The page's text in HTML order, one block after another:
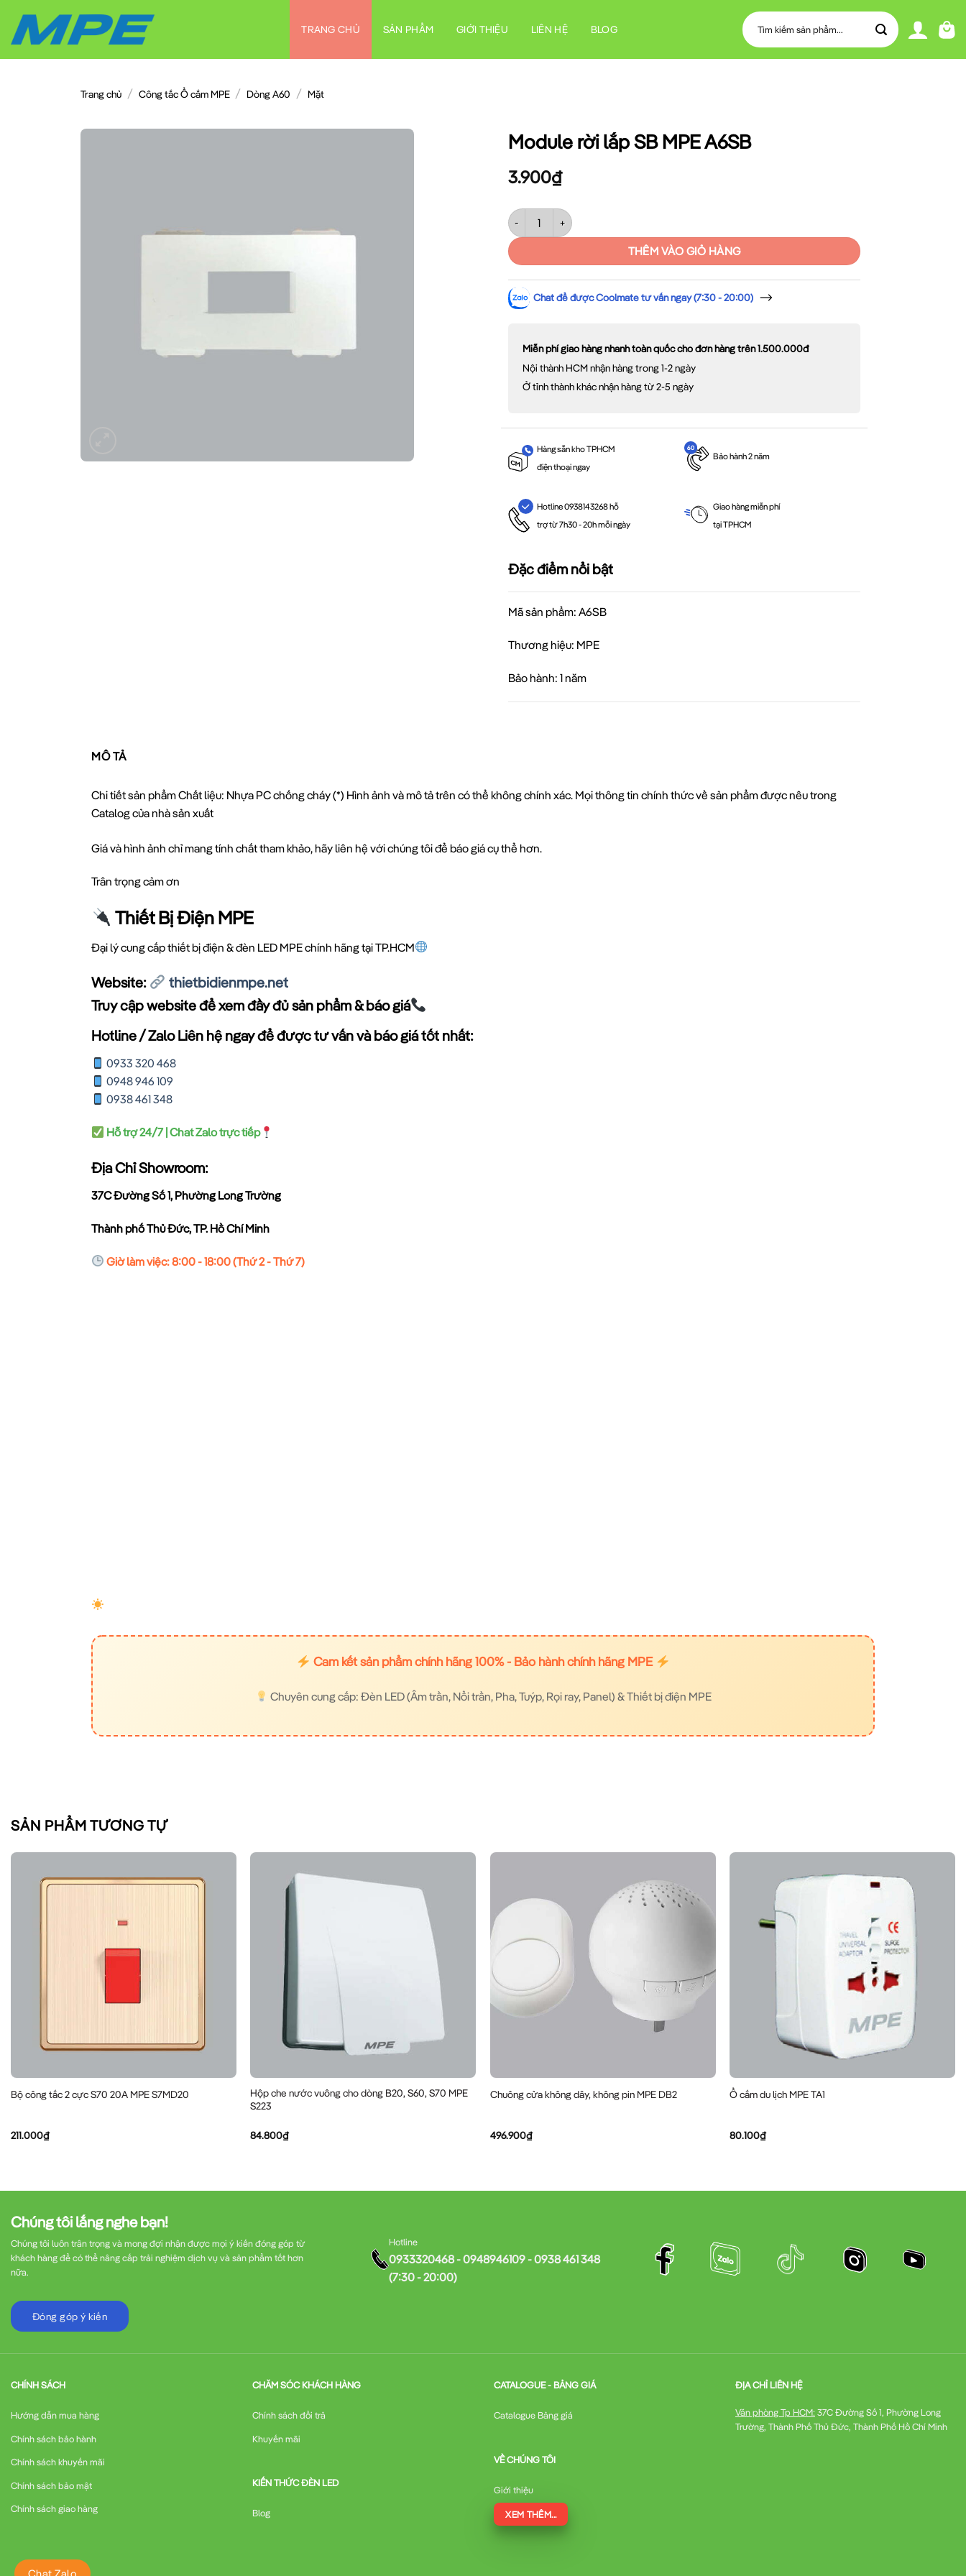
đến
nội
dung
TRANG CHỦ SẢN PHẨM GIỚI THIỆU LIÊN HỆ BLOG
Tìm
kiếm:
Trang chủ / Công tắc Ổ cắm MPE / Dòng A60 / Mặt
Module rời lắp SB MPE A6SB
3.900₫
Module rời lắp SB MPE A6SB số lượng
THÊM VÀO GIỎ HÀNG
Chat để được Coolmate tư vấn ngay (7:30 - 20:00)
Miễn phí giao hàng nhanh toàn quốc cho đơn hàng trên 1.500.000đ
Nội thành HCM nhận hàng trong 1-2 ngày
Ở tỉnh thành khác nhận hàng từ 2-5 ngày
Hàng sẵn kho TPHCM
điện thoại ngay
Bảo hành 2 năm
Hotline 0938143268 hỗ
trợ từ 7h30 - 20h mỗi ngày
Giao hàng miễn phí
tại TPHCM
Đặc điểm nổi bật
Mã sản phẩm: A6SB
Thương hiệu: MPE
Bảo hành: 1 năm
MÔ TẢ
Chi tiết sản phẩm Chất liệu: Nhựa PC chống cháy (*) Hình ảnh và mô tả trên có thể không chính xác. Mọi thông tin chính thức về sản phẩm được nêu trong
Catalog của nhà sản xuất
Giá và hình ảnh chỉ mang tính chất tham khảo, hãy liên hệ với chúng tôi để báo giá cụ thể hơn.
Trân trọng cảm ơn
Thiết Bị Điện MPE
Đại lý cung cấp thiết bị điện & đèn LED MPE chính hãng tại TP.HCM
Website:
thietbidienmpe.net
Truy cập website để xem đầy đủ sản phẩm & báo giá
Hotline / Zalo Liên hệ ngay để được tư vấn và báo giá tốt nhất:
0933 320 468
0948 946 109
0938 461 348
Hỗ trợ 24/7 | Chat Zalo trực tiếp
Địa Chỉ Showroom:
37C Đường Số 1, Phường Long Trường
Thành phố Thủ Đức, TP. Hồ Chí Minh
Giờ làm việc: 8:00 - 18:00 (Thứ 2 - Thứ 7)
Cam kết sản phẩm chính hãng 100% - Bảo hành chính hãng MPE
Chuyên cung cấp: Đèn LED (Âm trần, Nổi trần, Pha, Tuýp, Rọi ray, Panel) & Thiết bị điện MPE
SẢN PHẨM TƯƠNG TỰ
Bộ công tắc 2 cực S70 20A MPE S7MD20
211.000₫
Hộp che nước vuông cho dòng B20, S60, S70 MPE
S223
84.800₫
Chuông cửa không dây, không pin MPE DB2
496.900₫
Ổ cắm du lịch MPE TA1
80.100₫
Chúng tôi lắng nghe bạn!
Chúng tôi luôn trân trọng và mong đợi nhận được mọi ý kiến đóng góp từ
khách hàng để có thể nâng cấp trải nghiệm dịch vụ và sản phẩm tốt hơn
nữa.
Đóng góp ý kiến
Hotline
0933320468 - 0948946109 - 0938 461 348
(7:30 - 20:00)
CHÍNH SÁCH
Hướng dẫn mua hàng
Chính sách bảo hành
Chính sách khuyến mãi
Chính sách bảo mật
Chính sách giao hàng
CHĂM SÓC KHÁCH HÀNG
Chính sách đổi trả
Khuyến mãi
KIẾN THỨC ĐÈN LED
Blog
CATALOGUE - BẢNG GIÁ
Catalogue Bảng giá
VỀ CHÚNG TÔI
Giới thiệu
XEM THÊM...
ĐỊA CHỈ LIÊN HỆ
Văn phòng Tp HCM:37C Đường Số 1, Phường Long
Trường, Thành Phố Thủ Đức, Thành Phố Hồ Chí Minh